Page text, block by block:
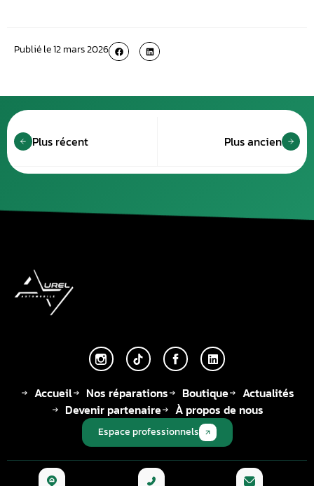
Publié le12 mars 2026
Plus récent Plus ancien
Accueil Nos réparations Boutique
Actualités
Devenir partenaire
À propos de nous
Espace professionnels